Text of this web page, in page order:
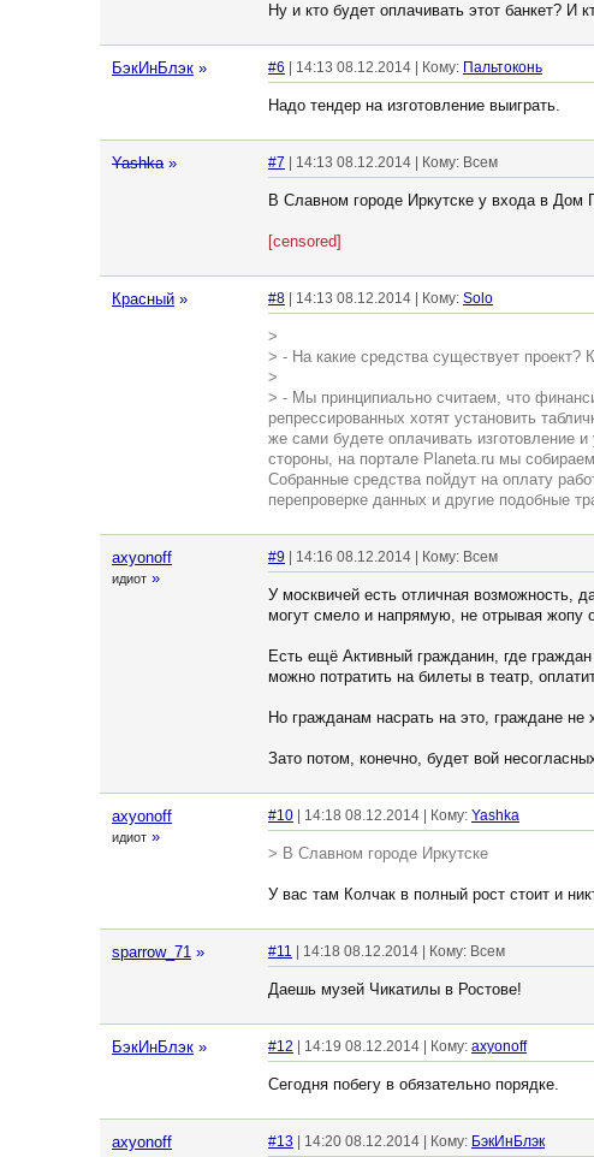
Ну и кто будет оплачивать этот банкет? И
БэкИнБлэк » #6 | 14:13 08.12.2014 | Кому: Пальтоконь
Надо тендер на изготовление выиграть.
Yashka » #7 | 14:13 08.12.2014 | Кому: Всем
В Славном городе Иркутске у входа в Дом
[censored]
Красный » #8 | 14:13 08.12.2014 | Кому: Solo
>
> - На какие средства существует проект?
>
> - Мы принципиально считаем, что
репрессированных хотят установить
же сами будете оплачивать изготовление
стороны, на портале Planeta.ru мы
Собранные средства пойдут на оплату
перепроверке данных и другие подобные
axyonoff
идиот »
#9 | 14:16 08.12.2014 | Кому: Всем
У москвичей есть отличная возможность,
могут смело и напрямую, не отрывая жопу
Есть ещё Активный гражданин, где
можно потратить на билеты в театр,
Но гражданам насрать на это, граждане не
Зато потом, конечно, будет вой
axyonoff
идиот »
#10 | 14:18 08.12.2014 | Кому: Yashka
> В Славном городе Иркутске
У вас там Колчак в полный рост стоит и
sparrow_71 » #11 | 14:18 08.12.2014 | Кому: Всем
Даешь музей Чикатилы в Ростове!
БэкИнБлэк » #12 | 14:19 08.12.2014 | Кому: axyonoff
Сегодня побегу в обязательно порядке.
axyonoff #13 | 14:20 08.12.2014 | Кому: БэкИнБлэк